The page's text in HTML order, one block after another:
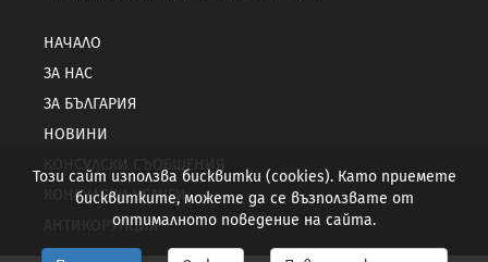
НАЧАЛО
ЗА НАС
ЗА БЪЛГАРИЯ
НОВИНИ
КОНСУЛСКИ СЪОБЩЕНИЯ
КОНСУЛСКИ УСЛУГИ
АНТИКОРУПЦИЯ
Този сайт използва бисквитки (cookies). Като приемете
бисквитките, можете да се възползвате от
оптималното поведение на сайта.